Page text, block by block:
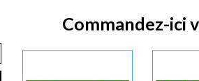
Commandez-ici